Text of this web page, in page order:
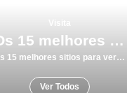
Os 15 melhores sitios para ver e visitar em Vila Nova de Gaia
Os 15 melhores sitios para ver e visitar em Vila Nova de Gaia
Ver Todos